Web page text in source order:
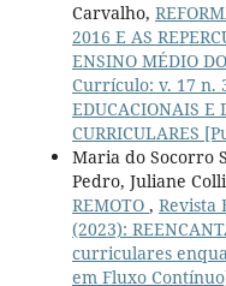
Carvalho,
2016 E AS
ENSINO MÉDIO
Currículo: v. 17 n.
EDUCACIONAIS E
CURRICULARES
Maria do Socorro
Pedro, Juliane
REMOTO , Revista
(2023):
curriculares
em Fluxo